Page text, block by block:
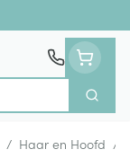
Zoek
/ Haar en Hoofd /